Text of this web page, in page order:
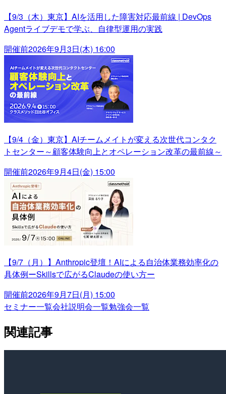
【9/3（木）東京】AIを活用した障害対応最前線 | DevOps
Agentライブデモで学ぶ、自律型運用の実践
開催前2026年9月3日(木) 16:00
【9/4（金）東京】AIチームメイトが変える次世代コンタク
トセンター～顧客体験向上とオペレーション改革の最前線～
開催前2026年9月4日(金) 15:00
【9/7（月）】Anthropic登壇！AIによる自治体業務効率化の
具体例ーSkillsで広がるClaudeの使い方ー
開催前2026年9月7日(月) 15:00
セミナー一覧会社説明会一覧勉強会一覧
関連記事